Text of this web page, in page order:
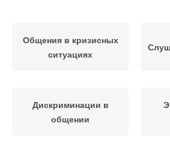
Общения в кризисных
ситуациях
Дискриминации в
общении